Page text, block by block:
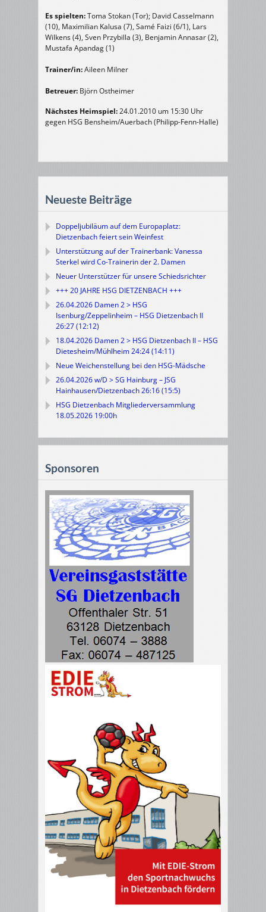
Es spielten:Toma Stokan (Tor); David Casselmann
(10), Maximilian Kalusa (7), Samé Faizi (6/1), Lars
Wilkens (4), Sven Przybilla (3), Benjamin Annasar (2),
Mustafa Apandag (1)
Trainer/in:Aileen Milner
Betreuer: Björn Ostheimer
Nächstes Heimspiel:24.01.2010 um 15:30 Uhr
gegen HSG Bensheim/Auerbach (Philipp-Fenn-Halle)
Neueste Beiträge
Doppeljubiläum auf dem Europaplatz:
Dietzenbach feiert sein Weinfest
Unterstützung auf der Trainerbank: Vanessa
Sterkel wird Co-Trainerin der 2. Damen
Neuer Unterstützer für unsere Schiedsrichter
+++ 20 JAHRE HSG DIETZENBACH +++
26.04.2026 Damen 2 > HSG
Isenburg/Zeppelinheim – HSG Dietzenbach II
26:27 (12:12)
18.04.2026 Damen 2 > HSG Dietzenbach II – HSG
Dietesheim/Mühlheim 24:24 (14:11)
Neue Weichenstellung bei den HSG-Mädsche
26.04.2026 w/D > SG Hainburg – JSG
Hainhausen/Dietzenbach 26:16 (15:5)
HSG Dietzenbach Mitgliederversammlung
18.05.2026 19:00h
Sponsoren